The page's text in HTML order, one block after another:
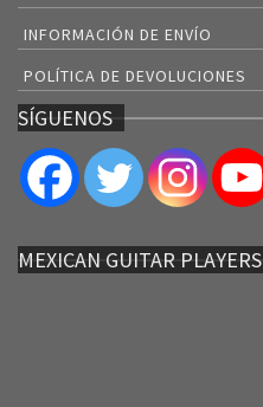
INFORMACIÓN DE ENVÍO
POLÍTICA DE DEVOLUCIONES
SÍGUENOS
MEXICAN GUITAR PLAYERS